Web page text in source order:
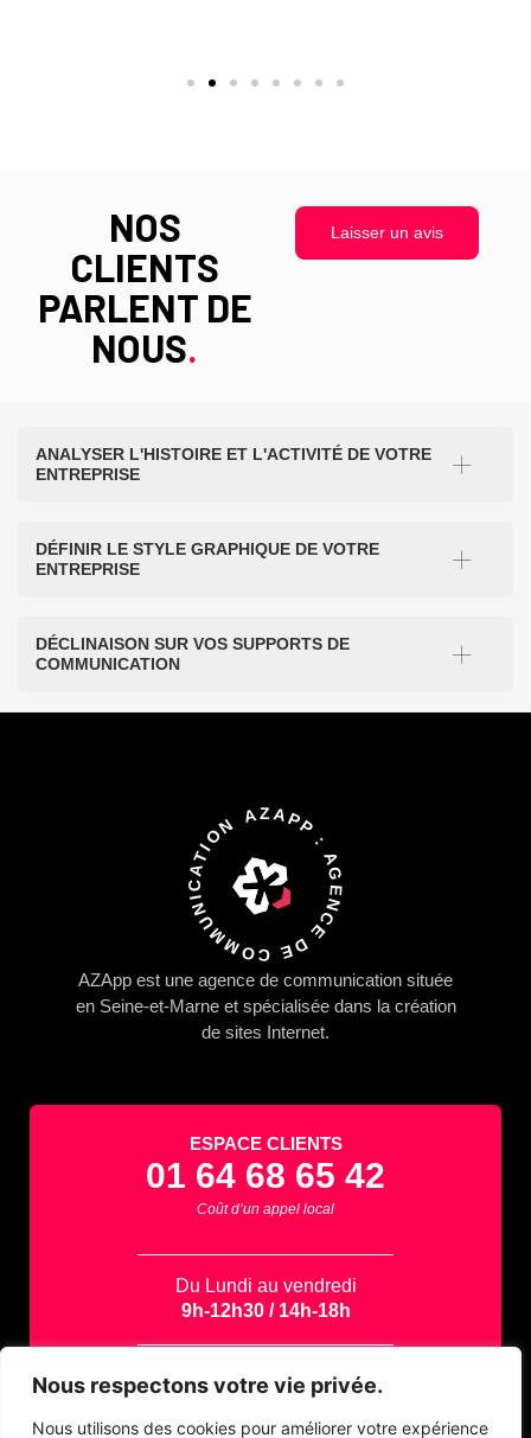
Nous respectons votre vie privée.
Nous utilisons des cookies pour améliorer votre expérience
NOS
CLIENTS
PARLENT DE
NOUS.
Laisser un avis
ANALYSER L'HISTOIRE ET L'ACTIVITÉ DE VOTRE
ENTREPRISE
DÉFINIR LE STYLE GRAPHIQUE DE VOTRE
ENTREPRISE
DÉCLINAISON SUR VOS SUPPORTS DE
COMMUNICATION
AZAPP : AGENCE DE COMMUNICATION
AZApp est une agence de communication située
en Seine-et-Marne et spécialisée dans la création
de sites Internet.
ESPACE CLIENTS
01 64 68 65 42
Coût d’un appel local
Du Lundi au vendredi
9h-12h30 / 14h-18h
Contactez-nous par email